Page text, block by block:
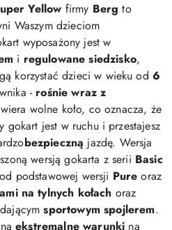
Yellow firmy Berg to
Waszym dzieciom
wyposażony jest w
i regulowane siedzisko,
korzystać dzieci w wieku od 6
- rośnie wraz z
wolne koło, co oznacza, że
gokart jest w ruchu i przestajesz
bezpieczną jazdę. Wersja
wersją gokarta z serii Basic
podstawowej wersji Pure oraz
na tylnych kołach oraz
sportowym spojlerem.
naekstremalne warunki na